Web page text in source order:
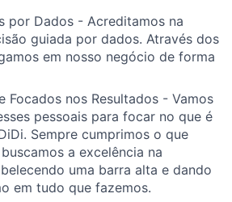
por Dados - Acreditamos na
guiada por dados. Através dos
em nosso negócio de forma
Focados nos Resultados - Vamos
pessoais para focar no que é
Sempre cumprimos o que
a excelência na
uma barra alta e dando
em tudo que fazemos.